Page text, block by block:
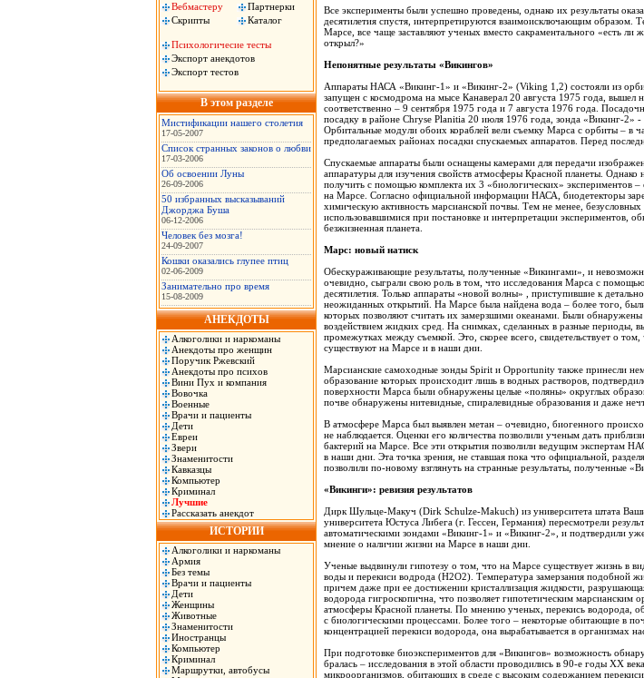
Вебмастеру
Партнерки
Скрипты
Каталог
Психологичесие тесты
Экспорт анекдотов
Экспорт тестов
В этом разделе
Мистификации нашего столетия
17-05-2007
Список странных законов о любви
17-03-2006
Об освоении Луны
26-09-2006
50 избранных высказываний
Джорджа Буша
06-12-2006
Человек без мозга!
24-09-2007
Кошки оказались глупее птиц
02-06-2009
Занимательно про время
15-08-2009
АНЕКДОТЫ
Алкоголики и наркоманы
Анекдоты про женщин
Поручик Ржевский
Анекдоты про психов
Вини Пух и компания
Вовочка
Военные
Врачи и пациенты
Дети
Евреи
Звери
Знаменитости
Кавказцы
Компьютер
Криминал
Лучшие
Рассказать анекдот
ИСТОРИИ
Алкоголики и наркоманы
Армия
Без темы
Врачи и пациенты
Дети
Женщины
Животные
Знаменитости
Иностранцы
Компьютер
Криминал
Маршрутки, автобусы
Все эксперименты были успешно проведены, однако их результаты
десятилетия спустя, интерпретируются взаимоисключающим образом.
Марсе, все чаще заставляют ученых вместо сакраментального «есть
открыл?»
Непонятные результаты «Викингов»
Аппараты НАСА «Викинг-1» и «Викинг-2» (Viking 1,2) состояли из
запущен с космодрома на мысе Канаверал 20 августа 1975 года,
соответственно – 9 сентября 1975 года и 7 августа 1976 года.
посадку в районе Chryse Planitia 20 июля 1976 года, зонда «Викинг-2»
Орбитальные модули обоих кораблей вели съемку Марса с орбиты – в
предполагаемых районах посадки спускаемых аппаратов. Перед
Спускаемые аппараты были оснащены камерами для передачи
аппаратуры для изучения свойств атмосферы Красной планеты.
получить с помощью комплекта их 3 «биологических» экспериментов
на Марсе. Согласно официальной информации НАСА, биодетекторы
химическую активность марсианской почвы. Тем не менее,
использовавшимися при постановке и интерпретации экспериментов,
безжизненная планета.
Марс: новый натиск
Обескураживающие результаты, полученные «Викингами», и
очевидно, сыграли свою роль в том, что исследования Марса с
десятилетия. Только аппараты «новой волны» , приступившие к
неожиданных открытий. На Марсе была найдена вода – более того,
которых позволяют считать их замерзшими океанами. Были
воздействием жидких сред. На снимках, сделанных в разные периоды,
промежутках между съемкой. Это, скорее всего, свидетельствует о
существуют на Марсе и в наши дни.
Марсианские самоходные зонды Spirit и Opportunity также принесли
образование которых происходит лишь в водных растворов,
поверхности Марса были обнаружены целые «поляны» округлых
почве обнаружены нитевидные, спиралевидные образования и даже
В атмосфере Марса был выявлен метан – очевидно, биогенного
не наблюдается. Оценки его количества позволили ученым дать
бактерий на Марсе. Все эти открытия позволили ведущим экспертам
в наши дни. Эта точка зрения, не ставшая пока что официальной,
позволили по-новому взглянуть на странные результаты, полученные
«Викинги»: ревизия результатов
Дирк Шульце-Макуч (Dirk Schulze-Makuch) из университета штата
университета Юстуса Либега (г. Гессен, Германия) пересмотрели
автоматическими зондами «Викинг-1» и «Викинг-2», и подтвердили
мнение о наличии жизни на Марсе в наши дни.
Ученые выдвинули гипотезу о том, что на Марсе существует жизнь в
воды и перекиси водрода (H2O2). Температура замерзания подобной
причем даже при ее достижении кристаллизация жидкости,
водорода гигроскопична, что позволяет гипотетическим марсианским
атмосферы Красной планеты. По мнению ученых, перекись водорода,
с биологическими процессами. Более того – некоторые обитающие в
концентрацией перекиси водорода, она вырабатывается в организмах
При подготовке биоэкспериментов для «Викингов» возможность
бралась – исследования в этой области проводились в 90-е годы ХХ
микроорганизмов, обитающих в среде с высоким содержанием